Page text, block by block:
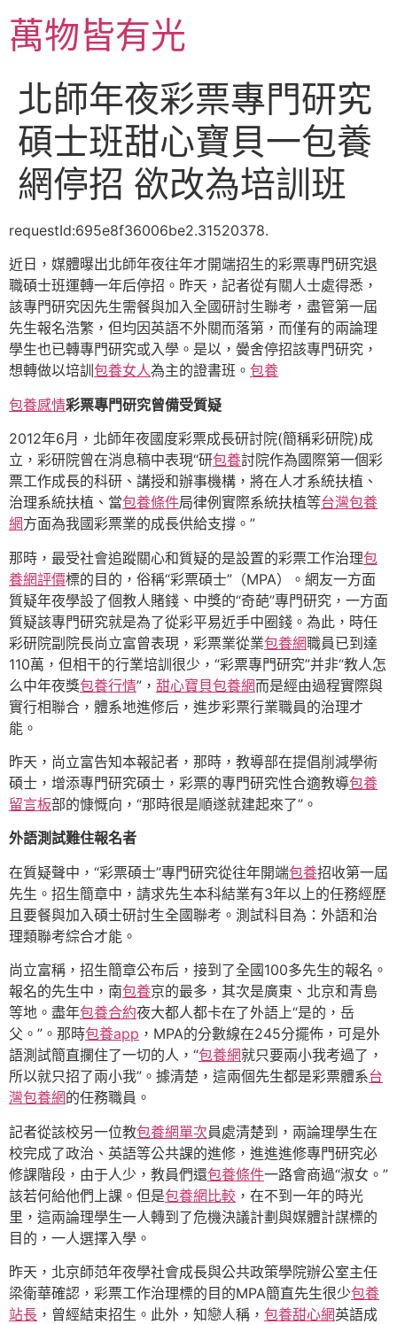
主萬物皆有光
北師年夜彩票專門研究
碩士班甜心寶貝一包養
網停招 欲改為培訓班
requestId:695e8f36006be2.31520378.
近日，媒體曝出北師年夜往年才開端招生的彩票專門研究退
職碩士班運轉一年后停招。昨天，記者從有關人士處得悉，
該專門研究因先生需餐與加入全國研討生聯考，盡管第一屆
先生報名浩繁，但均因英語不外關而落第，而僅有的兩論理
學生也已轉專門研究或入學。是以，黌舍停招該專門研究，
想轉做以培訓 包養女人為主的證書班。 包養
包養感情彩票專門研究曾備受質疑
2012年6月，北師年夜國度彩票成長研討院(簡稱彩研院)成
立，彩研院曾在消息稿中表現“研包養討院作為國際第一個彩
票工作成長的科研、講授和辦事機構，將在人才系統扶植、
治理系統扶植、當包養條件局律例實際系統扶植等台灣包養
網方面為我國彩票業的成長供給支撐。”
那時，最受社會追蹤關心和質疑的是設置的彩票工作治理包
養網評價標的目的，俗稱“彩票碩士”（MPA）。網友一方面
質疑年夜學設了個教人賭錢、中獎的“奇葩”專門研究，一方面
質疑該專門研究就是為了從彩平易近手中圈錢。為此，時任
彩研院副院長尚立富曾表現，彩票業從業包養網職員已到達
110萬，但相干的行業培訓很少，“彩票專門研究”并非“教人怎
么中年夜獎包養行情”， 甜心寶貝包養網而是經由過程實際與
實行相聯合，體系地進修后，進步彩票行業職員的治理才
能。
昨天，尚立富告知本報記者，那時，教導部在提倡削減學術
碩士，增添專門研究碩士，彩票的專門研究性合適教導包養
留言板部的慷慨向，“那時很是順遂就建起來了”。
外語測試難住報名者
在質疑聲中，“彩票碩士”專門研究從往年開端包養招收第一屆
先生。招生簡章中，請求先生本科結業有3年以上的任務經歷
且要餐與加入碩士研討生全國聯考。測試科目為：外語和治
理類聯考綜合才能。
尚立富稱，招生簡章公布后，接到了全國100多先生的報名。
報名的先生中，南包養京的最多，其次是廣東、北京和青島
等地。盡年包養合約夜大都人都卡在了外語上“是的，岳
父。”。那時包養app ，MPA的分數線在245分擺佈，可是外
語測試簡直攔住了一切的人，“包養網就只要兩小我考過了，
所以就只招了兩小我”。據清楚，這兩個先生都是彩票體系台
灣包養網的任務職員。
記者從該校另一位教包養網單次員處清楚到，兩論理學生在
校完成了政治、英語等公共課的進修，進進進修專門研究必
修課階段，由于人少，教員們還包養條件一路會商過“淑女。”
該若何給他們上課。但是包養網比較 ，在不到一年的時光
里，這兩論理學生一人轉到了危機決議計劃與媒體計謀標的
目的，一人選擇入學。
昨天，北京師范年夜學社會成長與公共政策學院辦公室主任
梁衛華確認，彩票工作治理標的目的MPA簡直先生很少包養
站長 ，曾經結束招生。此外，知戀人稱， 包養甜心網英語成